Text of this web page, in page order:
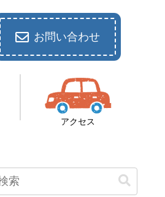
お問い合わせ
アクセス